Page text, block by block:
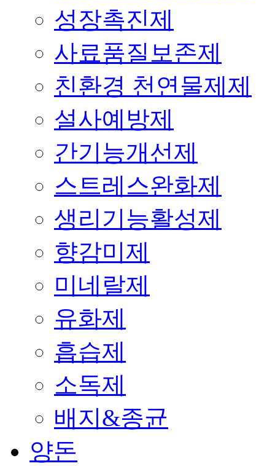
성장촉진제
사료품질보존제
친환경 천연물제제
설사예방제
간기능개선제
스트레스완화제
생리기능활성제
향감미제
미네랄제
유화제
흡습제
소독제
배지&종균
양돈